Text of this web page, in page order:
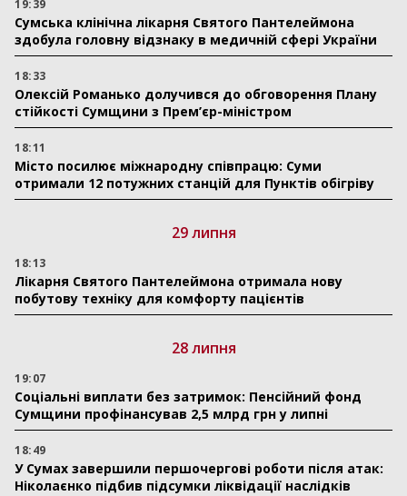
19:39
Сумська клінічна лікарня Святого Пантелеймона
здобула головну відзнаку в медичній сфері України
18:33
Олексій Романько долучився до обговорення Плану
стійкості Сумщини з Прем’єр-міністром
18:11
Місто посилює міжнародну співпрацю: Суми
отримали 12 потужних станцій для Пунктів обігріву
29 липня
18:13
Лікарня Святого Пантелеймона отримала нову
побутову техніку для комфорту пацієнтів
28 липня
19:07
Соціальні виплати без затримок: Пенсійний фонд
Сумщини профінансував 2,5 млрд грн у липні
18:49
У Сумах завершили першочергові роботи після атак:
Ніколаєнко підбив підсумки ліквідації наслідків